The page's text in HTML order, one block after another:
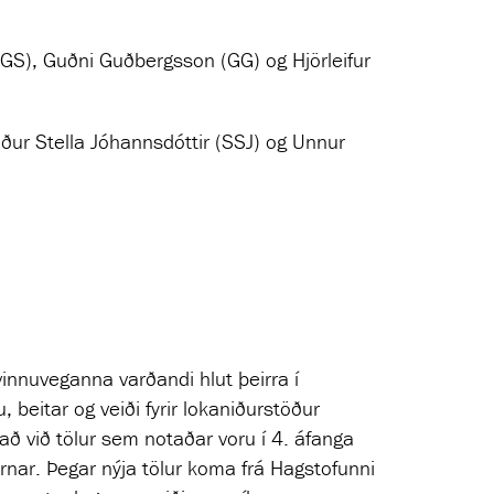
Guðni Guðbergsson (GG) og Hjörleifur
Stella Jóhannsdóttir (SSJ) og Unnur
varðandi hlut þeirra í
beitar og veiði fyrir lokaniðurstöður
við tölur sem notaðar voru í 4. áfanga
Þegar nýja tölur koma frá Hagstofunni